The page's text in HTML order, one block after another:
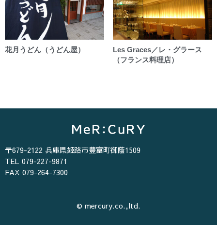
花月うどん（うどん屋）
Les Graces／レ・グラース
（フランス料理店）
〒679-2122 兵庫県姫路市豊富町御蔭1509
TEL 079-227-9871
FAX 079-264-7300
© mercury.co.,ltd.